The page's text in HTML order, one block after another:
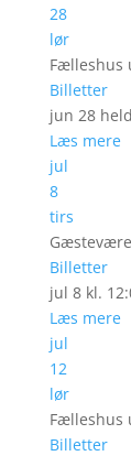
28
lør
Fælleshus
Billetter
jun 28
Læs mere
jul
8
tirs
Billetter
jul 8 kl.
Læs mere
jul
12
lør
Fælleshus
Billetter